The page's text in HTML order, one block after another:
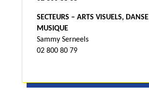
SECTEURS – ARTS VISUELS,
MUSIQUE
Sammy Serneels
02 800 80 79